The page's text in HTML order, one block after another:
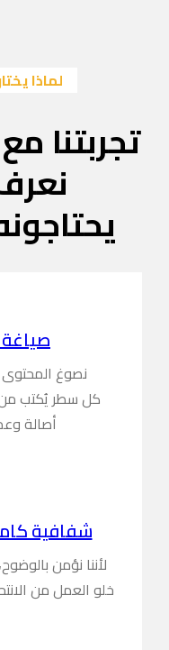
لماذا
تجربتنا
نصوغ
كل سطر يُكتب
أصالة
شفافية
لأننا نؤمن
خلو العمل من